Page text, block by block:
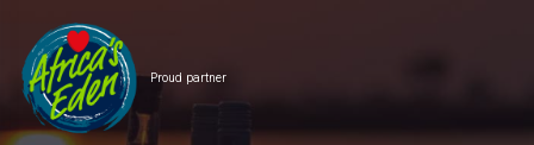
Proud partner